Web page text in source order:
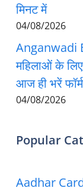
मिनट में
04/08/2026
Anganwadi
महिलाओं के लिए
आज ही भरें फॉर्म
04/08/2026
Popular
Aadhar